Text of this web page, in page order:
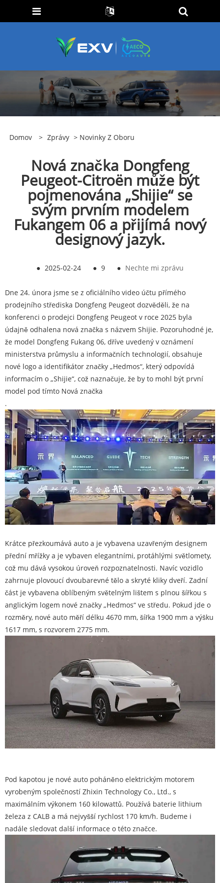
Domov > Zprávy > Novinky Z Oboru
Nová značka Dongfeng
Peugeot-Citroën může být
pojmenována „Shijie“ se
svým prvním modelem
Fukangem 06 a přijímá nový
designový jazyk.
● 2025-02-24 ● 9 ● Nechte mi zprávu
Dne 24. února jsme se z oficiálního video účtu přímého
prodejního střediska Dongfeng Peugeot dozvěděli, že na
konferenci o prodejci Dongfeng Peugeot v roce 2025 byla
údajně odhalena nová značka s názvem Shijie. Pozoruhodné je,
že model Dongfeng Fukang 06, dříve uvedený v oznámení
ministerstva průmyslu a informačních technologií, obsahuje
nové logo a identifikátor značky „Hedmos“, který odpovídá
informacím o „Shijie“, což naznačuje, že by to mohl být první
model pod tímto Nová značka
.
Krátce přezkoumává auto a je vybavena uzavřeným designem
přední mřížky a je vybaven elegantními, protáhlými světlomety,
což mu dává vysokou úroveň rozpoznatelnosti. Navíc vozidlo
zahrnuje plovoucí dvoubarevné tělo a skryté kliky dveří. Zadní
část je vybavena oblíbeným světelným lištem s plnou šířkou s
anglickým logem nové značky „Hedmos“ ve středu. Pokud jde o
rozměry, nové auto měří délku 4670 mm, šířka 1900 mm a výšku
1617 mm, s rozvorem 2775 mm.
Pod kapotou je nové auto poháněno elektrickým motorem
vyrobeným společností Zhixin Technology Co., Ltd., s
maximálním výkonem 160 kilowattů. Používá baterie lithium
železa z CALB a má nejvyšší rychlost 170 km/h. Budeme i
nadále sledovat další informace o této značce.